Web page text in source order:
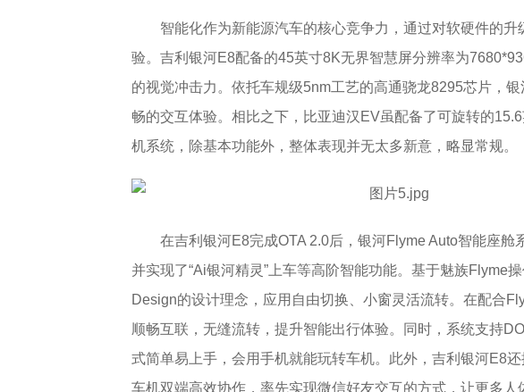
智能化作为新能源汽车的核心竞争力，通过对软硬件的
验。吉利银河E8配备的45英寸8K无界智慧屏分辨率为
的视觉冲击力。依托车规级5nm工艺的高通骁龙8295芯片，
畅的交互体验。相比之下，比亚迪汉EV虽配备了可旋转的
机系统，除基本功能外，整体表现并无太多新意，略显常规。
在吉利银河E8完成OTA 2.0后，银河Flyme Auto智能座舱
并实现了“Ai银河精灵”上车等高阶智能功能。基于魅族Flyme
Design的设计理念，应用自由切换、小窗灵活流转。在配合
顺畅互联，无缝流转，提升智能出行体验。同时，系统支持
式简单易上手，会用手机就能玩转车机。此外，吉利银河E8
车机双端高效协作，率先实现微信好友交互的方式，让更多人